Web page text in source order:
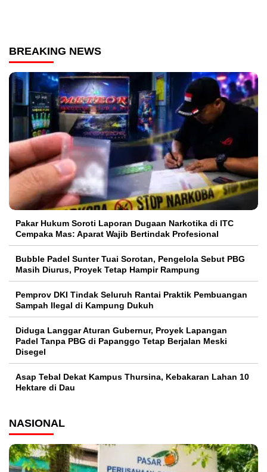
BREAKING NEWS
Pakar Hukum Soroti Laporan Dugaan Narkotika di ITC
Cempaka Mas: Aparat Wajib Bertindak Profesional
Bubble Padel Sunter Tuai Sorotan, Pengelola Sebut PBG
Masih Diurus, Proyek Tetap Hampir Rampung
Pemprov DKI Tindak Seluruh Rantai Praktik Pembuangan
Sampah Ilegal di Kampung Dukuh
Diduga Langgar Aturan Gubernur, Proyek Lapangan
Padel Tanpa PBG di Papanggo Tetap Berjalan Meski
Disegel
Asap Tebal Dekat Kampus Thursina, Kebakaran Lahan 10
Hektare di Dau
NASIONAL